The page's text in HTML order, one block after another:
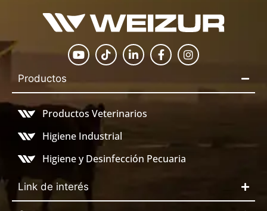
Productos
Productos Veterinarios
Higiene Industrial
Higiene y Desinfección Pecuaria
Link de interés